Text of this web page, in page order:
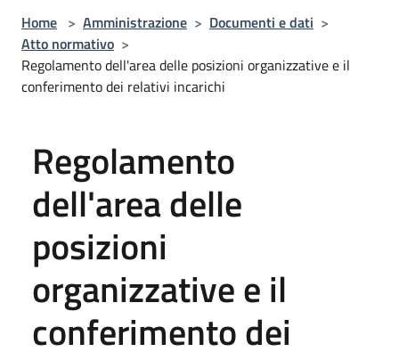
Home > Amministrazione > Documenti e dati >
Atto normativo >
Regolamento dell'area delle posizioni organizzative e il
conferimento dei relativi incarichi
Regolamento
dell'area delle
posizioni
organizzative e il
conferimento dei